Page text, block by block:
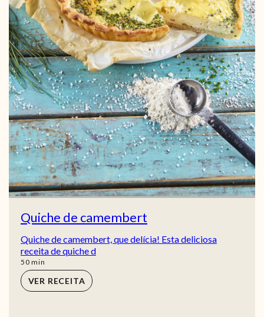
Quiche de camembert
Quiche de camembert, que delícia! Esta deliciosa
receita de quiche d
50min
min
VER RECEITA